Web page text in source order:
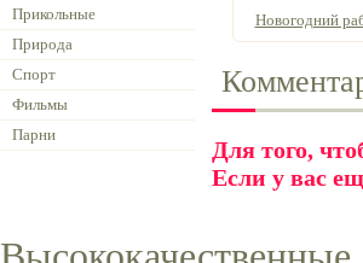
Прикольные
Природа
Спорт
Фильмы
Парни
Новогодний
Для того,
Если у вас